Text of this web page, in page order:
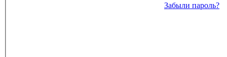
Забыли пароль?